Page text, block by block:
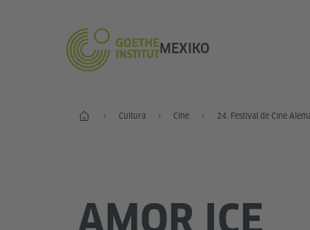
MEXIKO
Inicio Cultura Cine 24. Festival de Cine
AMOR ICE